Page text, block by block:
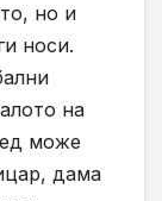
но и
носи.
на
може
дама